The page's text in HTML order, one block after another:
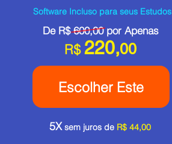
Software Incluso para seus Estudos
De R$ 600,00 por Apenas
R$220,00
Escolher Este
5Xsem juros de R$ 44,00